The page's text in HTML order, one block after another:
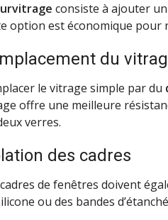
consiste à ajouter
option est économique pour
du
le vitrage simple par du
offre une meilleure
verres.
des cadres
de fenêtres doivent
ou des bandes